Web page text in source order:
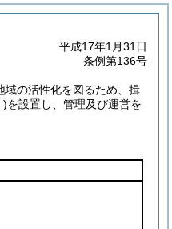
平成17年1月31日
条例第136号
域の活性化を図るため、揖
)を設置し、管理及び運営を